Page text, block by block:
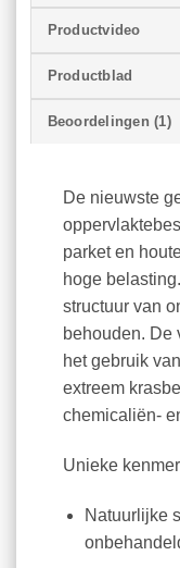
Productvideo
Productblad
Beoordelingen (1)
De nieuwste
parket en
hoge
structuur van
behouden. De
het gebruik
extreem
chemicaliën-
Unieke
Natuurlijke